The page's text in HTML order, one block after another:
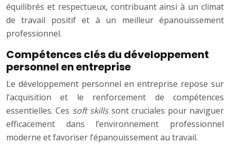
équilibrés et respectueux, contribuant ainsi à un climat
de travail positif et à un meilleur épanouissement
professionnel.
Compétences clés du développement
personnel en entreprise
Le développement personnel en entreprise repose sur
l’acquisition et le renforcement de compétences
essentielles. Ces soft skills sont cruciales pour naviguer
efficacement dans l’environnement professionnel
moderne et favoriser l’épanouissement au travail.